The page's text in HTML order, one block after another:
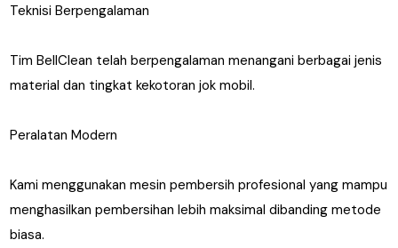
Teknisi Berpengalaman
Tim BellClean telah berpengalaman menangani berbagai jenis
material dan tingkat kekotoran jok mobil.
Peralatan Modern
Kami menggunakan mesin pembersih profesional yang mampu
menghasilkan pembersihan lebih maksimal dibanding metode
biasa.